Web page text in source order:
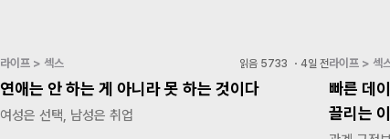
라이프 > 섹스 읽음 5733 ・ 4일 전
연애는 안 하는 게 아니라 못 하는 것이다
여성은 선택, 남성은 취업
라이프 > 섹
빠른 데
끌리는